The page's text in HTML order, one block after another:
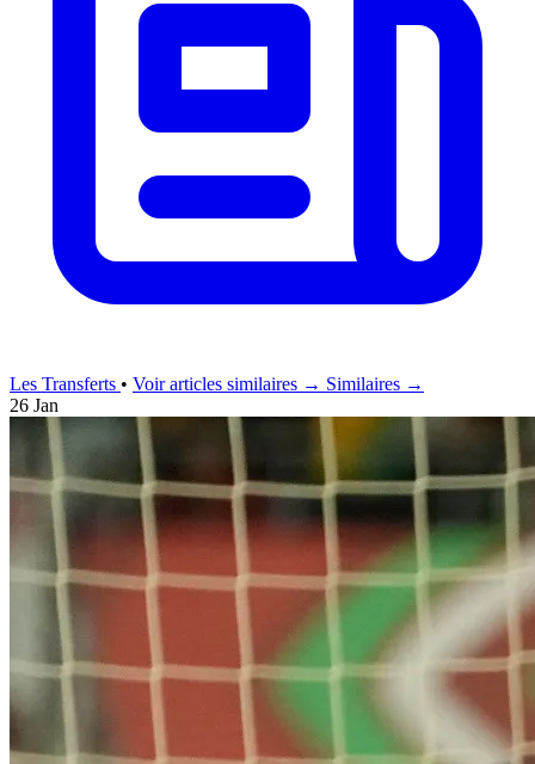
Les Transferts • Voir articles similaires → Similaires →
26 Jan